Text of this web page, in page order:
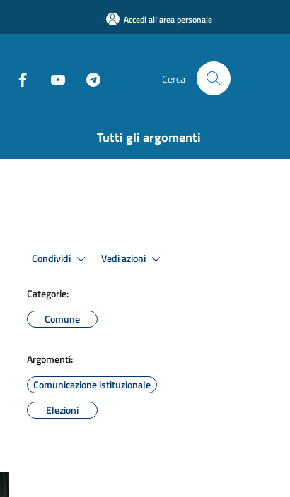
Accedi all'area personale
Cerca
Tutti gli argomenti
Condividi Vedi azioni
Categorie:
Comune
Argomenti:
Comunicazione istituzionale
Elezioni